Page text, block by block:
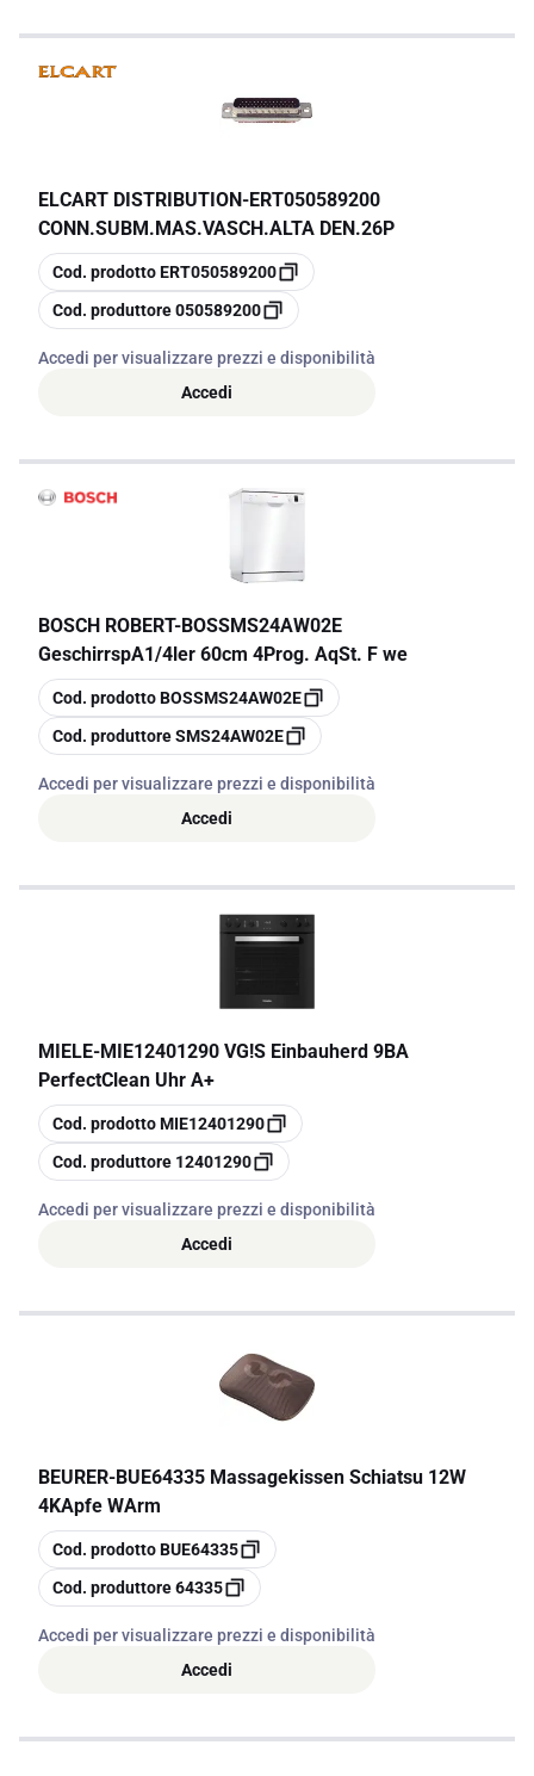
ELCART DISTRIBUTION-ERT050589200
CONN.SUBM.MAS.VASCH.ALTA DEN.26P
copia
Cod. prodottoERT050589200
copia
Cod. produttore050589200
Accedi per visualizzare prezzi e disponibilità
Accedi
BOSCH ROBERT-BOSSMS24AW02E
GeschirrspA1/4ler 60cm 4Prog. AqSt. F we
copia
Cod. prodottoBOSSMS24AW02E
copia
Cod. produttoreSMS24AW02E
Accedi per visualizzare prezzi e disponibilità
Accedi
MIELE-MIE12401290 VG!S Einbauherd 9BA
PerfectClean Uhr A+
copia
Cod. prodottoMIE12401290
copia
Cod. produttore 12401290
Accedi per visualizzare prezzi e disponibilità
Accedi
BEURER-BUE64335 Massagekissen Schiatsu 12W
4KApfe WArm
copia
Cod. prodottoBUE64335
copia
Cod. produttore64335
Accedi per visualizzare prezzi e disponibilità
Accedi